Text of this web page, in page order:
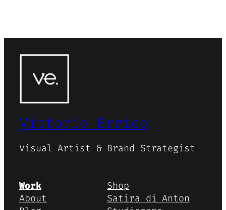
Vittorio Errico
Visual Artist & Brand Strategist
Work
About
Shop
Satira di Anton